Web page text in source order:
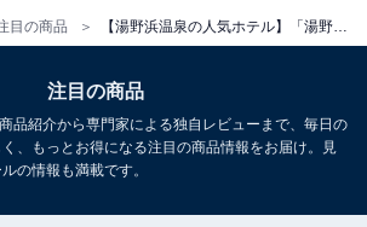
目の商品
公式Webサイトをご確認ください
が異なる可能性があります
注目の商品
品紹介から専門家による独自レビューまで、毎日の
、もっとお得になる注目の商品情報をお届け。見
の情報も満載です。